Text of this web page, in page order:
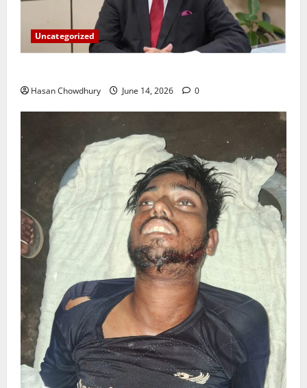
Uncategorized
Hasan Chowdhury June 14, 2026 0